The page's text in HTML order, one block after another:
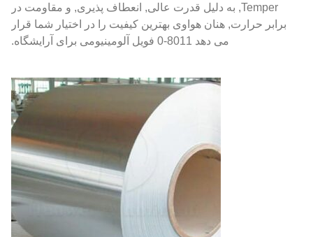
Temper, به دلیل قدرت عالی, انعطاف پذیری, و مقاومت در
برابر حرارت, هنان هواوی بهترین کیفیت را در اختیار شما قرار
می دهد 8011-0 فویل آلومینیومی برای آرایشگاه.